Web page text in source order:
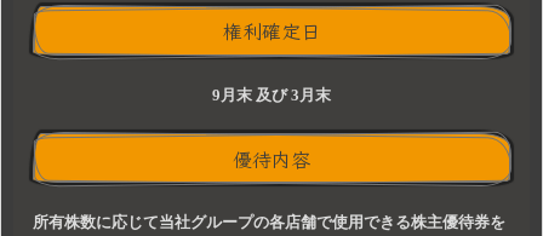
権利確定日
9月末 及び 3月末
優待内容
所有株数に応じて当社グループの各店舗で使用できる株主優待券を